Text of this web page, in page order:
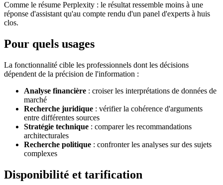
Comme le résume Perplexity : le résultat ressemble moins à une
réponse d'assistant qu'au compte rendu d'un panel d'experts à huis
clos.
Pour quels usages
La fonctionnalité cible les professionnels dont les décisions
dépendent de la précision de l'information :
Analyse financière : croiser les interprétations de données de
marché
Recherche juridique : vérifier la cohérence d'arguments
entre différentes sources
Stratégie technique : comparer les recommandations
architecturales
Recherche politique : confronter les analyses sur des sujets
complexes
Disponibilité et tarification